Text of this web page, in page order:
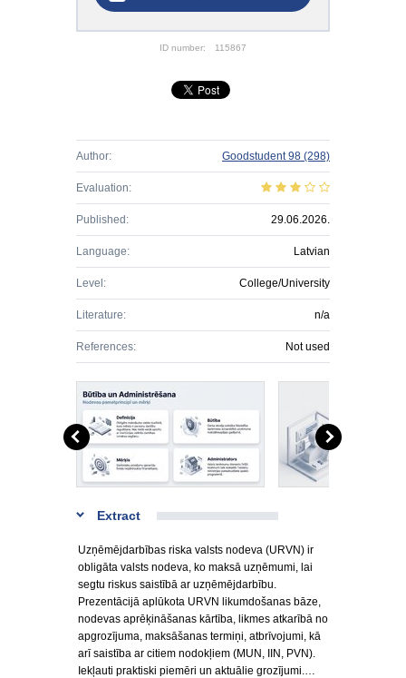
ID number: 115867
Author: Goodstudent 98 (298)
Evaluation:
Published: 29.06.2026.
Language: Latvian
Level: College/University
Literature: n/a
References: Not used
Extract
Uzņēmējdarbības riska valsts nodeva (URVN) ir
obligāta valsts nodeva, ko maksā uzņēmumi, lai
segtu riskus saistībā ar uzņēmējdarbību.
Prezentācijā aplūkota URVN likumdošanas bāze,
nodevas aprēķināšanas kārtība, likmes atkarībā no
apgrozījuma, maksāšanas termiņi, atbrīvojumi, kā
arī saistība ar citiem nodokļiem (MUN, IIN, PVN).
Iekļauti praktiski piemēri un aktuālie grozījumi.…